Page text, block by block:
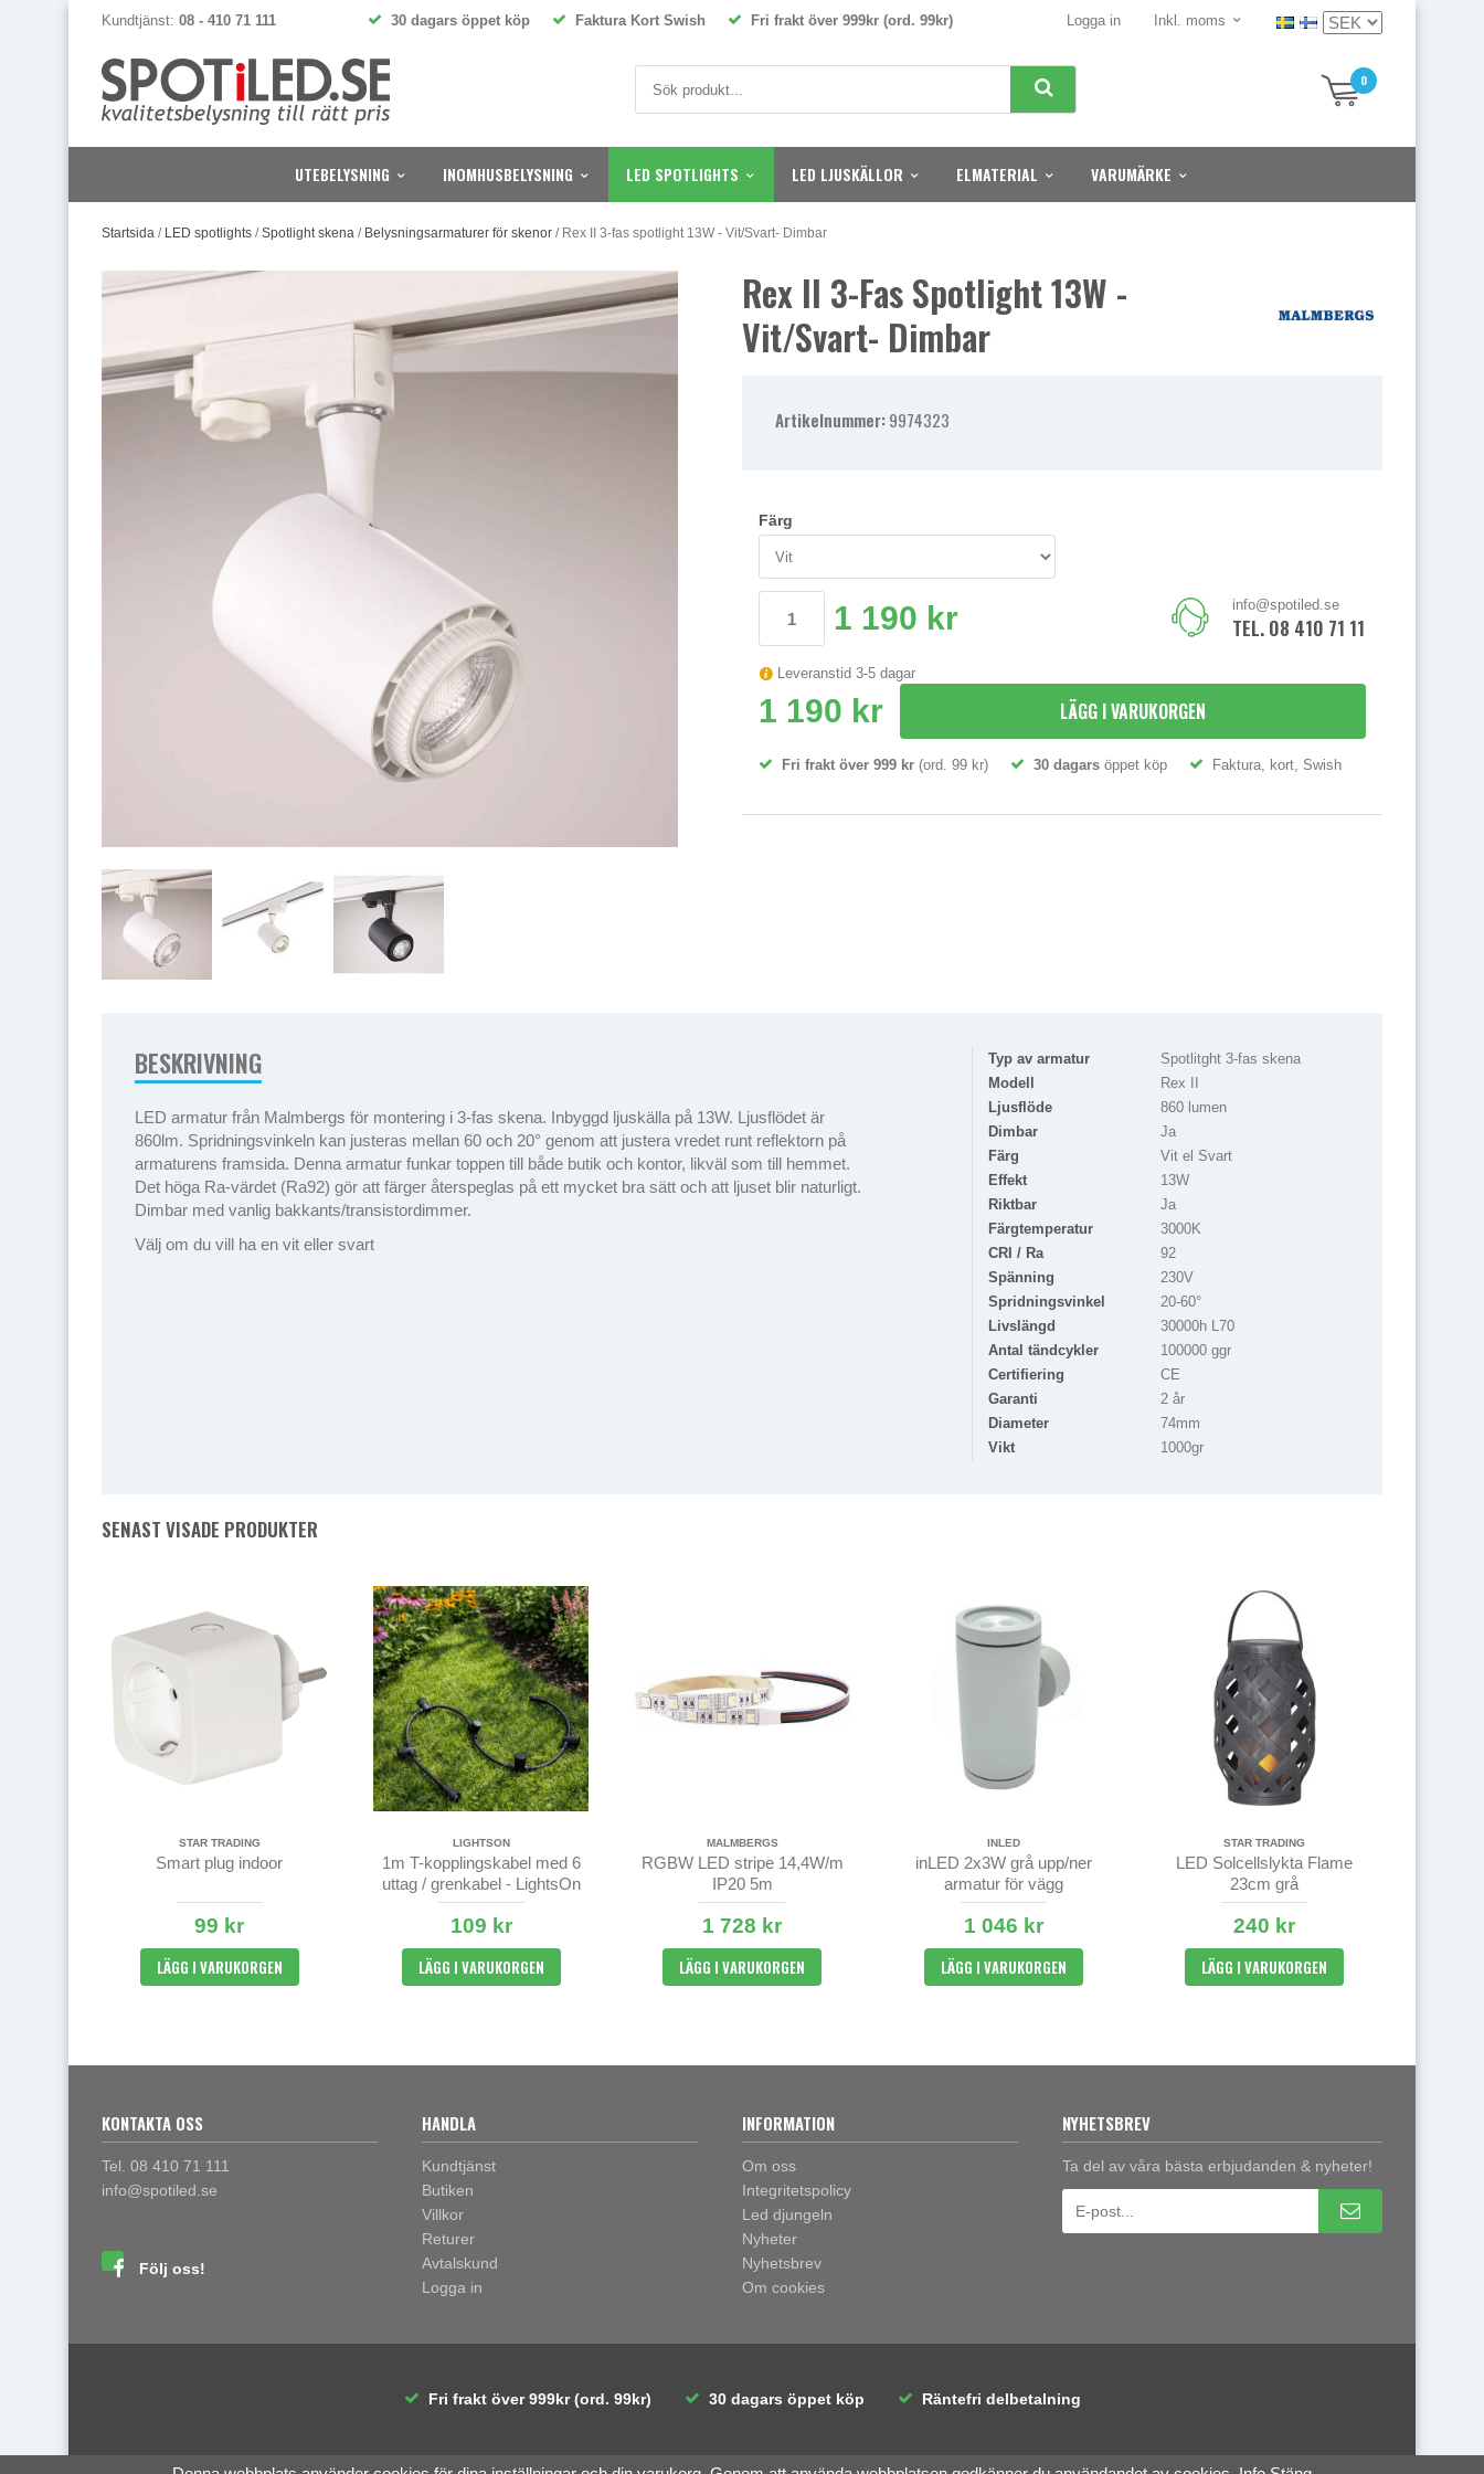
Kundtjänst: 08 - 410 71 111 Logga in Inkl. moms
30 dagars öppet köp Faktura Kort Swish Fri frakt över 999kr (ord. 99kr)
0
UTEBELYSNING INOMHUSBELYSNING LED SPOTLIGHTS LED LJUSKÄLLOR ELMATERIAL VARUMÄRKE
Startsida / LED spotlights /Spotlight skena / Belysningsarmaturer för skenor / Rex II 3-fas spotlight 13W - Vit/Svart- Dimbar
Rex II 3-Fas Spotlight 13W -
Vit/Svart- Dimbar
Artikelnummer:9974323
Färg
1 190 kr info@spotiled.se
TEL. 08 410 71 111
Leveranstid 3-5 dagar
1 190 kr LÄGG I VARUKORGEN
Fri frakt över 999 kr (ord. 99 kr) 30 dagars öppet köp Faktura, kort, Swish
BESKRIVNING
LED armatur från Malmbergs för montering i 3-fas skena. Inbyggd ljuskälla på 13W. Ljusflödet är
860lm. Spridningsvinkeln kan justeras mellan 60 och 20° genom att justera vredet runt reflektorn på
armaturens framsida. Denna armatur funkar toppen till både butik och kontor, likväl som till hemmet.
Det höga Ra-värdet (Ra92) gör att färger återspeglas på ett mycket bra sätt och att ljuset blir naturligt.
Dimbar med vanlig bakkants/transistordimmer.
Välj om du vill ha en vit eller svart
Typ av armatur
Spotlitght 3-fas skena
Modell
Rex II
Ljusflöde
860 lumen
Dimbar
Ja
Färg
Vit el Svart
Effekt
13W
Riktbar
Ja
Färgtemperatur
3000K
CRI / Ra
92
Spänning
230V
Spridningsvinkel
20-60°
Livslängd
30000h L70
Antal tändcykler
100000 ggr
Certifiering
CE
Garanti
2 år
Diameter
74mm
Vikt
1000gr
SENAST VISADE PRODUKTER
STAR TRADING
Smart plug indoor
99 kr
LÄGG I VARUKORGEN
LIGHTSON
1m T-kopplingskabel med 6
uttag / grenkabel - LightsOn
109 kr
LÄGG I VARUKORGEN
MALMBERGS
RGBW LED stripe 14,4W/m
IP20 5m
1 728 kr
LÄGG I VARUKORGEN
INLED
inLED 2x3W grå upp/ner
armatur för vägg
1 046 kr
LÄGG I VARUKORGEN
STAR TRADING
LED Solcellslykta Flame
23cm grå
240 kr
LÄGG I VARUKORGEN
KONTAKTA OSS
Tel. 08 410 71 111
info@spotiled.se
Följ oss!
HANDLA
Kundtjänst
Butiken
Villkor
Returer
Avtalskund
Logga in
INFORMATION
Om oss
Integritetspolicy
Led djungeln
Nyheter
Nyhetsbrev
Om cookies
NYHETSBREV
Ta del av våra bästa erbjudanden & nyheter!
Fri frakt över 999kr (ord. 99kr) 30 dagars öppet köp Räntefri delbetalning